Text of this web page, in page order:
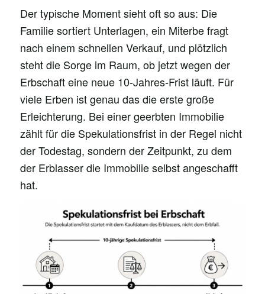
Der typische Moment sieht oft so aus: Die
Familie sortiert Unterlagen, ein Miterbe fragt
nach einem schnellen Verkauf, und plötzlich
steht die Sorge im Raum, ob jetzt wegen der
Erbschaft eine neue 10-Jahres-Frist läuft. Für
viele Erben ist genau das die erste große
Erleichterung. Bei einer geerbten Immobilie
zählt für die Spekulationsfrist in der Regel nicht
der Todestag, sondern der Zeitpunkt, zu dem
der Erblasser die Immobilie selbst angeschafft
hat.